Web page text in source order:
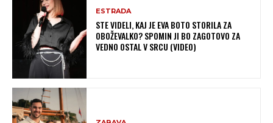
ESTRADA
STE VIDELI, KAJ JE EVA BOTO STORILA ZA
OBOŽEVALKO? SPOMIN JI BO ZAGOTOVO ZA
VEDNO OSTAL V SRCU (VIDEO)